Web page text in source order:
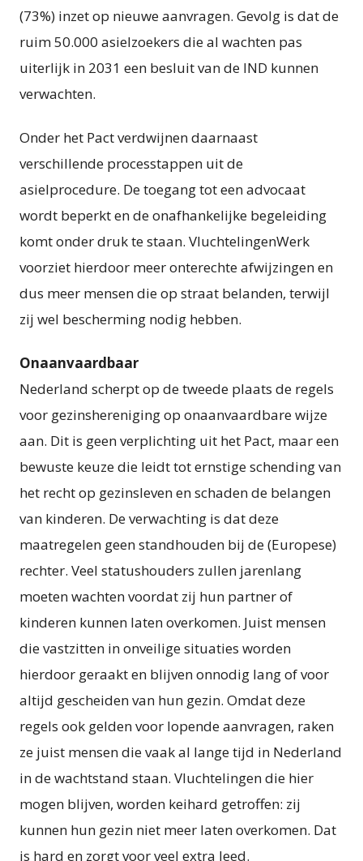
(73%) inzet op nieuwe aanvragen. Gevolg is dat de
ruim 50.000 asielzoekers die al wachten pas
uiterlijk in 2031 een besluit van de IND kunnen
verwachten.
Onder het Pact verdwijnen daarnaast
verschillende processtappen uit de
asielprocedure. De toegang tot een advocaat
wordt beperkt en de onafhankelijke begeleiding
komt onder druk te staan. VluchtelingenWerk
voorziet hierdoor meer onterechte afwijzingen en
dus meer mensen die op straat belanden, terwijl
zij wel bescherming nodig hebben.
Onaanvaardbaar
Nederland scherpt op de tweede plaats de regels
voor gezinshereniging op onaanvaardbare wijze
aan. Dit is geen verplichting uit het Pact, maar een
bewuste keuze die leidt tot ernstige schending van
het recht op gezinsleven en schaden de belangen
van kinderen. De verwachting is dat deze
maatregelen geen standhouden bij de (Europese)
rechter. Veel statushouders zullen jarenlang
moeten wachten voordat zij hun partner of
kinderen kunnen laten overkomen. Juist mensen
die vastzitten in onveilige situaties worden
hierdoor geraakt en blijven onnodig lang of voor
altijd gescheiden van hun gezin. Omdat deze
regels ook gelden voor lopende aanvragen, raken
ze juist mensen die vaak al lange tijd in Nederland
in de wachtstand staan. Vluchtelingen die hier
mogen blijven, worden keihard getroffen: zij
kunnen hun gezin niet meer laten overkomen. Dat
is hard en zorgt voor veel extra leed.